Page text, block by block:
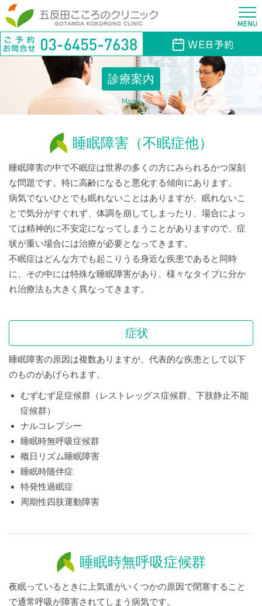
診療案内
睡眠障害（不眠症他）
睡眠障害の中で不眠症は世界の多くの方にみられるかつ深刻
な問題です。特に高齢になると悪化する傾向にあります。
病気でないひとでも眠れないことはありますが、眠れないこ
とで気分がすぐれず、体調を崩してしまったり、場合によっ
ては精神的に不安定になってしまうことがありますので、症
状が重い場合には治療が必要となってきます。
不眠症はどんな方でも起こりうる身近な疾患であると同時
に、その中には特殊な睡眠障害があり、様々なタイプに分か
れ治療法も大きく異なってきます。
症状
睡眠障害の原因は複数ありますが、代表的な疾患として以下
のものがあげられます。
むずむず足症候群（レストレッグス症候群、下肢静止不能
症候群）
ナルコレプシー
睡眠時無呼吸症候群
概日リズム睡眠障害
睡眠時随伴症
特発性過眠症
周期性四肢運動障害
睡眠時無呼吸症候群
夜眠っているときに上気道がいくつかの原因で閉塞すること
で通常呼吸が障害されてしまう病気です。